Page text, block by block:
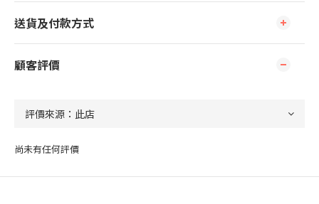
送貨及付款方式
顧客評價
尚未有任何評價